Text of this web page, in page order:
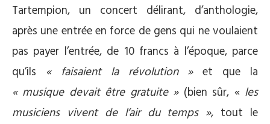
Tartempion, un concert délirant, d’anthologie,
après une entrée en force de gens qui ne voulaient
pas payer l’entrée, de 10 francs à l’époque, parce
qu’ils « faisaient la révolution »et que la
« musique devait être gratuite »(bien sûr, « les
musiciens vivent de l’air du temps », tout le